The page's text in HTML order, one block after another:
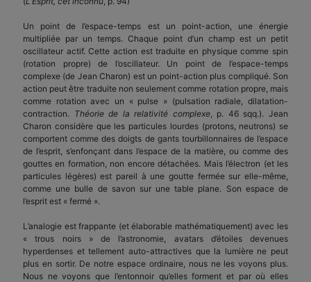
Un point de l’espace-temps est un point-action, une énergie
multipliée par un temps. Chaque point d’un champ est un petit
oscillateur actif. Cette action est traduite en physique comme spin
(rotation propre) de l’oscillateur. Un point de l’espace-temps
complexe (de Jean Charon) est un point-action plus compliqué. Son
action peut être traduite non seulement comme rotation propre, mais
comme rotation avec un « pulse » (pulsation radiale, dilatation-
contraction. Théorie de la relativité complexe, p. 46 sqq.). Jean
Charon considère que les particules lourdes (protons, neutrons) se
comportent comme des doigts de gants tourbillonnaires de l’espace
de l’esprit, s’enfonçant dans l’espace de la matière, ou comme des
gouttes en formation, non encore détachées. Mais l’électron (et les
particules légères) est pareil à une goutte fermée sur elle-même,
comme une bulle de savon sur une table plane. Son espace de
l’esprit est « fermé ».
L’analogie est frappante (et élaborable mathématiquement) avec les
« trous noirs » de l’astronomie, avatars d’étoiles devenues
hyperdenses et tellement auto-attractives que la lumière ne peut
plus en sortir. De notre espace ordinaire, nous ne les voyons plus.
Nous ne voyons que l’entonnoir qu’elles forment et par où elles